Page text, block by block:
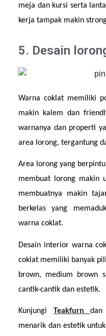
meja dan kursi serta
kerja tampak makin
5. Desain
Warna coklat memiliki
makin kalem dan
warnanya dan properti
area lorong, tergantung
Area lorong yang
membuat lorong makin
membuatnya makin
berkelas yang
warna coklat.
Desain interior warna
coklat memiliki banyak
brown, medium brown
cantik-cantik dan estetik.
Kunjungi Teakfurn
menarik dan estetik